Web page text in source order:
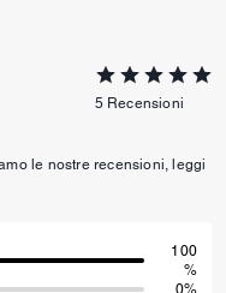
5 Recensioni
le nostre recensioni, leggi
100
%
0%